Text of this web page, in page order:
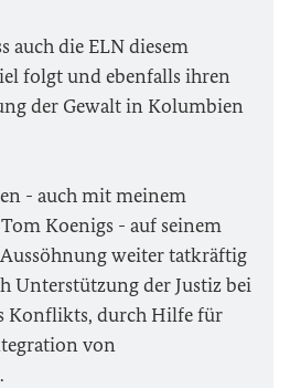
auch die ELN diesem
folgt und ebenfalls ihren
der Gewalt in Kolumbien
- auch mit meinem
Koenigs - auf seinem
weiter tatkräftig
Unterstützung der Justiz bei
Konflikts, durch Hilfe für
von